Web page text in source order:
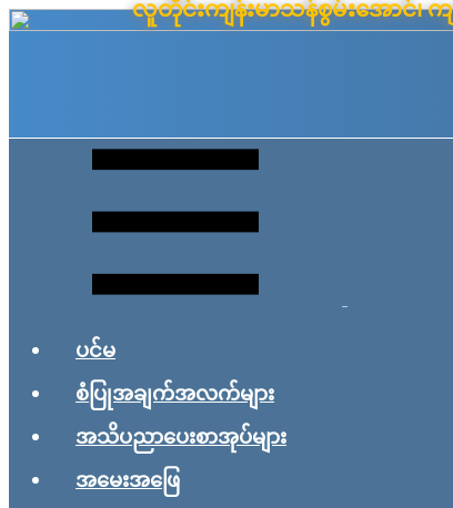
Skip
လူတိုင်းကျန်းမာသန်စွမ်းအောင်၊
ပင်မ
စံပြုအချက်အလက်များ
အသိပညာပေးစာအုပ်များ
အမေးအဖြေ